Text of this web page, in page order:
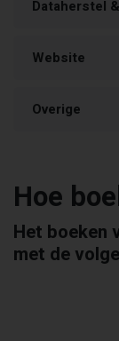
Dataherstel
Website
Overige
Hoe
Het boeken
met de